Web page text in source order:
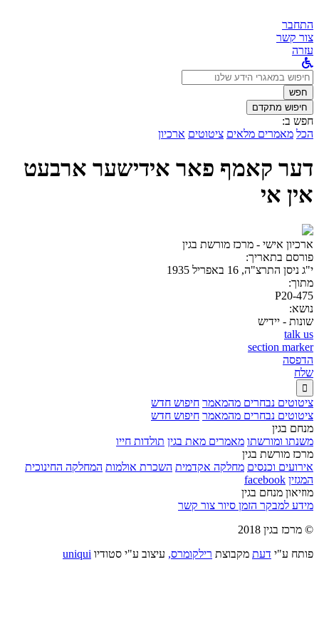
התחבר
צור קשר
עזרה
לחפש
ב:חפש
חיפוש מתקדם
חפש ב:
הכל מאמרים מלאים ציטוטים ארכיון
דער קאמף פאר אידישער ארבעט
אין אי
ארכיון אישי - מרכז מורשת בגין
פורסם בתאריך:
י"ג ניסן התרצ"ה, 16 באפריל 1935
מתוך:
P20-475
נושא:
שונות - יידיש
talk us
section marker
הדפסה
שלח

ציטוטים נבחרים מהמאמר חיפוש חדש
ציטוטים נבחרים מהמאמר חיפוש חדש
מנחם בגין
משנתו ומורשתו מאמרים מאת בגין תולדות חייו
מרכז מורשת בגין
אירועים וכנסים מחלקה אקדמית השכרת אולמות המחלקה החינוכית
המגזין facebook
מוזיאון מנחם בגין
מידע למבקר הזמן סיור צור קשר
© מרכז בגין 2018
פותח ע"י דעת מקבוצת רילקומרס, עיצוב ע"י סטודיו uniqui